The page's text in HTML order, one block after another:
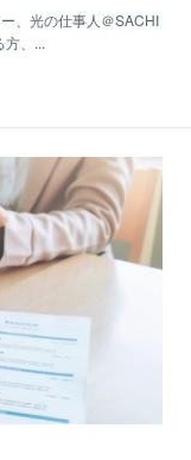
、光の仕事人＠SACHI
方、...